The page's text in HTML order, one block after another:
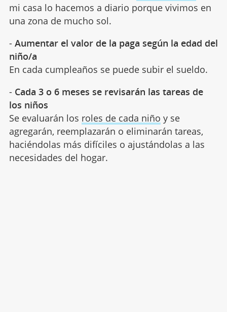
mi casa lo hacemos a diario porque vivimos en
una zona de mucho sol.
- Aumentar el valor de la paga según la edad del
niño/a
En cada cumpleaños se puede subir el sueldo.
- Cada 3 o 6 meses se revisarán las tareas de
los niños
Se evaluarán los roles de cada niño y se
agregarán, reemplazarán o eliminarán tareas,
haciéndolas más difíciles o ajustándolas a las
necesidades del hogar.